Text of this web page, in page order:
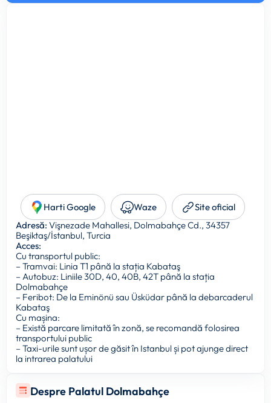
Despre Palatul Dolmabahçe
Harti Google Waze
Site oficial
Adresă: Vişnezade Mahallesi, Dolmabahçe Cd., 34357
Beşiktaş/İstanbul, Turcia
Acces:
Cu transportul public:
– Tramvai: Linia T1 până la stația Kabataş
– Autobuz: Liniile 30D, 40, 40B, 42T până la stația
Dolmabahçe
– Feribot: De la Eminönü sau Üsküdar până la debarcaderul
Kabataş
Cu mașina:
– Există parcare limitată în zonă, se recomandă folosirea
transportului public
– Taxi-urile sunt ușor de găsit în Istanbul și pot ajunge direct
la intrarea palatului